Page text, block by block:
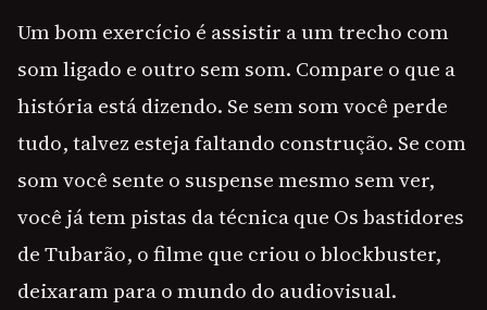
Um bom exercício é assistir a um trecho com
som ligado e outro sem som. Compare o que a
história está dizendo. Se sem som você perde
tudo, talvez esteja faltando construção. Se com
som você sente o suspense mesmo sem ver,
você já tem pistas da técnica que Os bastidores
de Tubarão, o filme que criou o blockbuster,
deixaram para o mundo do audiovisual.